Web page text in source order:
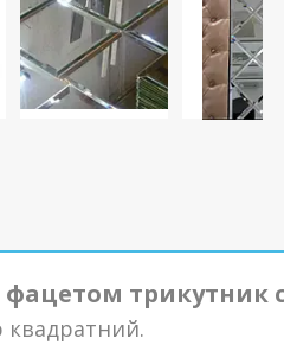
трикутник
квадратний.